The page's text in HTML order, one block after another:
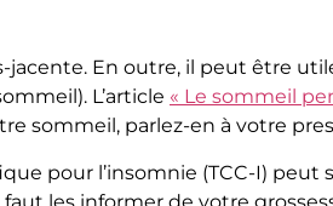
jacente. En outre, il peut être
L’article « Le sommeil
sommeil, parlez-en à votre
pour l’insomnie (TCC-I) peut
les informer de votre